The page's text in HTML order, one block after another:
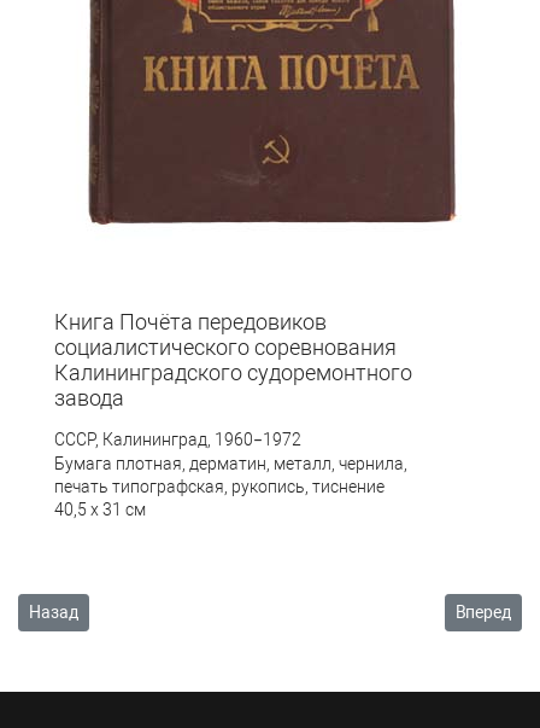
Книга Почёта передовиков
социалистического соревнования
Калининградского судоремонтного
завода
СССР, Калининград, 1960–1972
Бумага плотная, дерматин, металл, чернила,
печать типографская, рукопись, тиснение
40,5 х 31 см
Предыдущий: Письменные источники
Назад Вперед